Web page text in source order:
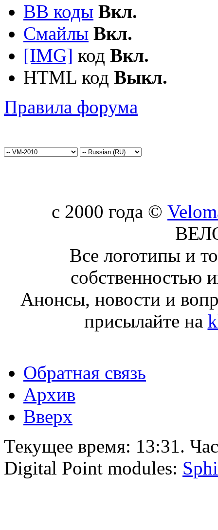
BB коды Вкл.
Смайлы Вкл.
[IMG] код Вкл.
HTML код Выкл.
Правила форума
c 2000 года ©
Все логотипы и
собственностью
Анонсы, новости и
присылайте на
Обратная связь
Архив
Вверх
Текущее время: 13:31.
Digital Point modules: